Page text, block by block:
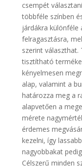
csempét
többféle színben
járdákra különféle
felragasztásra,
szerint
tisztítható
kényelmesen
alap, valamint a
határozza meg a
alapvetően a
mérete
érdemes
kezelni, így
nagyobbakat
Célszerű minden